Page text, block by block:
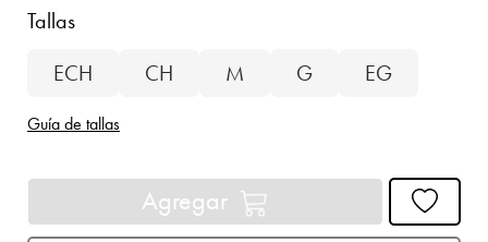
Tallas
ECH
CH M G EG
Guía de tallas
Agregar